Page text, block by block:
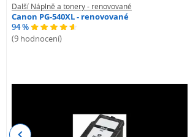
Další Náplně a tonery - renovované
Canon PG-540XL - renovované
94 %
(9 hodnocení)